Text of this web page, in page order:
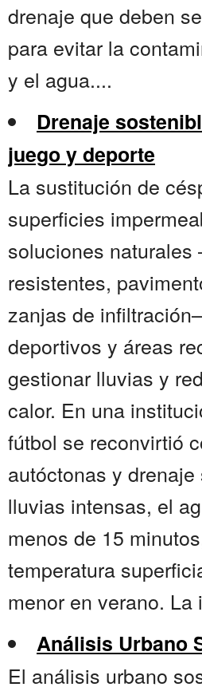
drenaje que deben
para evitar la
y el agua....
Drenaje
juego y deporte
La sustitución de
superficies
soluciones
resistentes,
zanjas de
deportivos y áreas
gestionar lluvias y
calor. En una
fútbol se reconvirtió
autóctonas y
lluvias intensas, el
menos de 15
temperatura
menor en verano. La
Análisis Urbano
El análisis urbano